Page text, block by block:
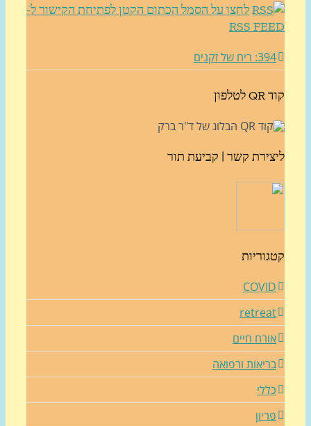
לחצו על הסמל הכתום הקטן לפתיחת הקישור ל-
RSS
קשר | קביעת תור
חיים
ורפואה